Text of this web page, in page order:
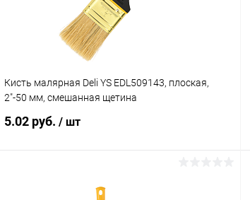
Кисть малярная Deli YS EDL509143, плоская,
2"-50 мм, смешанная щетина
5.02 руб. / шт